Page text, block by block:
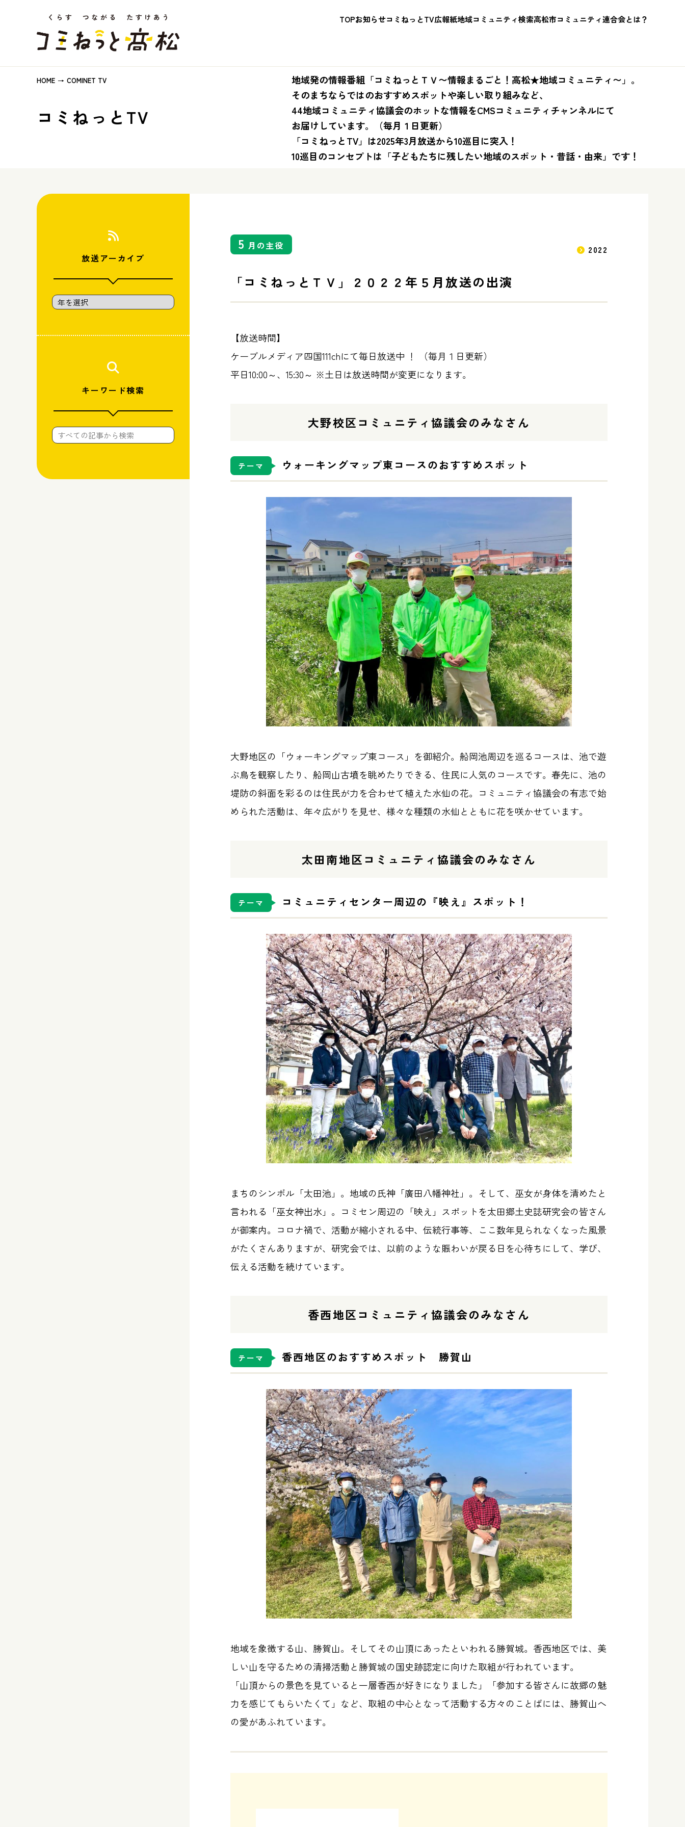
TOPお知らせコミねっとTV広報紙地域コミュニティ検索高松市コミュニティ連合会とは？
HOME COMINET TV
コミねっとTV
地域発の情報番組「コミねっとＴＶ〜情報まるごと！高松★地域コミュニティ〜」。
そのまちならではのおすすめスポットや楽しい取り組みなど、
44地域コミュニティ協議会のホットな情報をCMSコミュニティチャンネルにて
お届けしています。（毎月１日更新）
「コミねっとTV」は2025年3月放送から10巡目に突入！
10巡目のコンセプトは「子どもたちに残したい地域のスポット・昔話・由来」です！
放送アーカイブ
キーワード検索
5 月の主役 2022
「コミねっとＴＶ」２０２２年５月放送の出演
【放送時間】
ケーブルメディア四国111chにて毎日放送中 ！ （毎月１日更新）
平日10:00～、15:30～ ※土日は放送時間が変更になります。
大野校区コミュニティ協議会のみなさん
テーマ ウォーキングマップ東コースのおすすめスポット
大野地区の「ウォーキングマップ東コース」を御紹介。船岡池周辺を巡るコースは、池で遊
ぶ鳥を観察したり、船岡山古墳を眺めたりできる、住民に人気のコースです。春先に、池の
堤防の斜面を彩るのは住民が力を合わせて植えた水仙の花。コミュニティ協議会の有志で始
められた活動は、年々広がりを見せ、様々な種類の水仙とともに花を咲かせています。
太田南地区コミュニティ協議会のみなさん
テーマ コミュニティセンター周辺の『映え』スポット！
まちのシンボル「太田池」。地域の氏神「廣田八幡神社」。そして、巫女が身体を清めたと
言われる「巫女神出水」。コミセン周辺の「映え」スポットを太田郷土史誌研究会の皆さん
が御案内。コロナ禍で、活動が縮小される中、伝統行事等、ここ数年見られなくなった風景
がたくさんありますが、研究会では、以前のような賑わいが戻る日を心待ちにして、学び、
伝える活動を続けています。
香西地区コミュニティ協議会のみなさん
テーマ 香西地区のおすすめスポット 勝賀山
地域を象徴する山、勝賀山。そしてその山頂にあったといわれる勝賀城。香西地区では、美
しい山を守るための清掃活動と勝賀城の国史跡認定に向けた取組が行われています。
「山頂からの景色を見ていると一層香西が好きになりました」「参加する皆さんに故郷の魅
力を感じてもらいたくて」など、取組の中心となって活動する方々のことばには、勝賀山へ
の愛があふれています。